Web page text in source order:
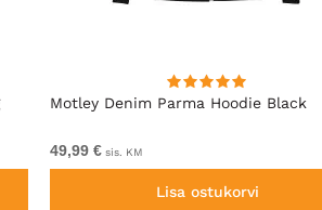
Motley Denim Parma Hoodie Black
49,99 € sis. KM
Lisa ostukorvi